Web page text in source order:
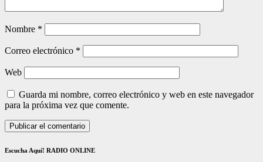
Nombre *
Correo electrónico *
Web
Guarda mi nombre, correo electrónico y web en este navegador
para la próxima vez que comente.
Escucha Aquí! RADIO ONLINE